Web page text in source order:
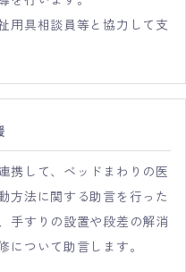
用具相談員等と協力して支
携して、ベッドまわりの医
方法に関する助言を行った
手すりの設置や段差の解消
ついて助言します。